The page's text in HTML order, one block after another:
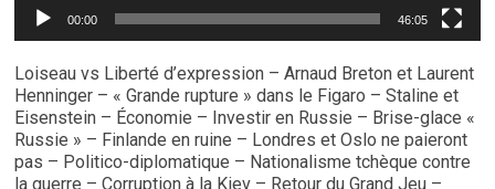
00:00 46:05
Loiseau vs Liberté d’expression – Arnaud Breton et Laurent
Henninger – « Grande rupture » dans le Figaro – Staline et
Eisenstein – Économie – Investir en Russie – Brise-glace «
Russie » – Finlande en ruine – Londres et Oslo ne paieront
pas – Politico-diplomatique – Nationalisme tchèque contre
la guerre – Corruption à la Kiev – Retour du Grand Jeu –